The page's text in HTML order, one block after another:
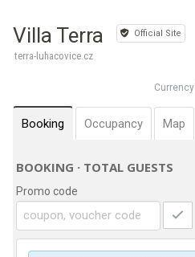
Villa Terra Official Site
terra-luhacovice.cz
Currency
Booking Occupancy Map
BOOKING · TOTAL GUESTS
Promo code